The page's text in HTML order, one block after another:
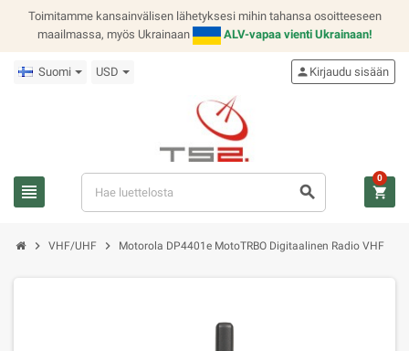
Toimitamme kansainvälisen lähetyksesi mihin tahansa osoitteeseen
maailmassa, myös Ukrainaan
ALV-vapaa vienti Ukrainaan!
Suomi USD
view_headline search
person Kirjaudu sisään
shopping_cart
0
chevron_right VHF/UHF chevron_right Motorola DP4401e MotoTRBO Digitaalinen Radio VHF